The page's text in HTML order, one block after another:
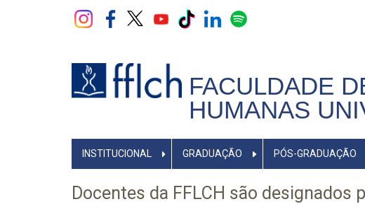
FACULDADE
HUMANAS
NAVEGADOR
PRINCIPAL
INSTITUCIONAL GRADUAÇÃO PÓS-GRADUAÇÃO
Docentes da FFLCH são designados